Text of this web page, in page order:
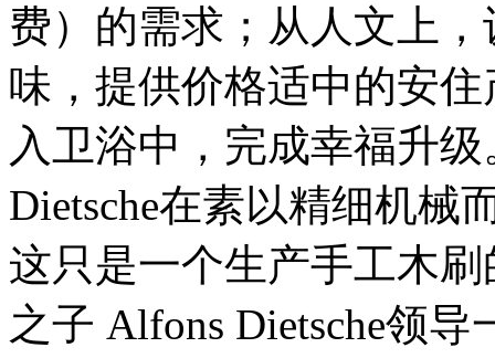
费）的需求；从人文上
味，提供价格适中的安
入卫浴中，完成幸福升
Dietsche在素以精细机械
这只是一个生产手工木刷
之子 Alfons Dietsche领